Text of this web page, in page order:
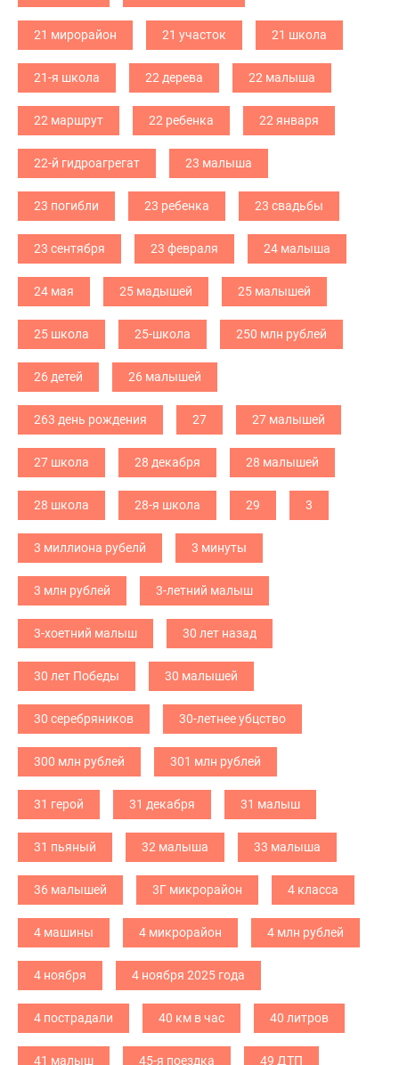
21 мирорайон 21 участок 21 школа
21-я школа 22 дерева 22 малыша
22 маршрут 22 ребенка 22 января
22-й гидроагрегат 23 малыша
23 погибли 23 ребенка 23 свадьбы
23 сентября 23 февраля 24 малыша
24 мая 25 мадышей 25 малышей
25 школа 25-школа 250 млн рублей
26 детей 26 малышей
263 день рождения 27 27 малышей
27 школа 28 декабря 28 малышей
28 школа 28-я школа 29 3
3 миллиона рубелй 3 минуты
3 млн рублей 3-летний малыш
3-хоетний малыш 30 лет назад
30 лет Победы 30 малышей
30 серебряников 30-летнее убцство
300 млн рублей 301 млн рублей
31 герой 31 декабря 31 малыш
31 пьяный 32 малыша 33 малыша
36 малышей 3Г микрорайон 4 класса
4 машины 4 микрорайон 4 млн рублей
4 ноября 4 ноября 2025 года
4 пострадали 40 км в час 40 литров
41 малыш 45-я поездка 49 ДТП